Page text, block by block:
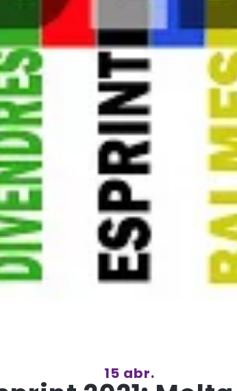
15 abr.